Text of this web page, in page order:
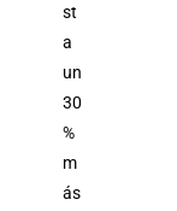
st
a
un
30
%
m
ás